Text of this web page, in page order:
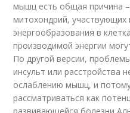
мышц есть общая причина
митохондрий, участвующих
энергообразования в
производимой энергии
По другой версии,
инсульт или расстройства
ослаблению мышц, и
рассматриваться как